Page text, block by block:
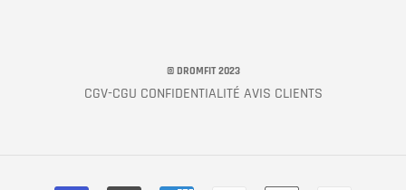
© DROMFIT 2023
CGV-CGU CONFIDENTIALITÉ AVIS CLIENTS